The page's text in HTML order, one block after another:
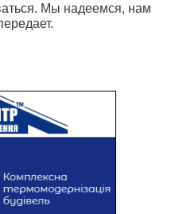
Мы надеемся, нам